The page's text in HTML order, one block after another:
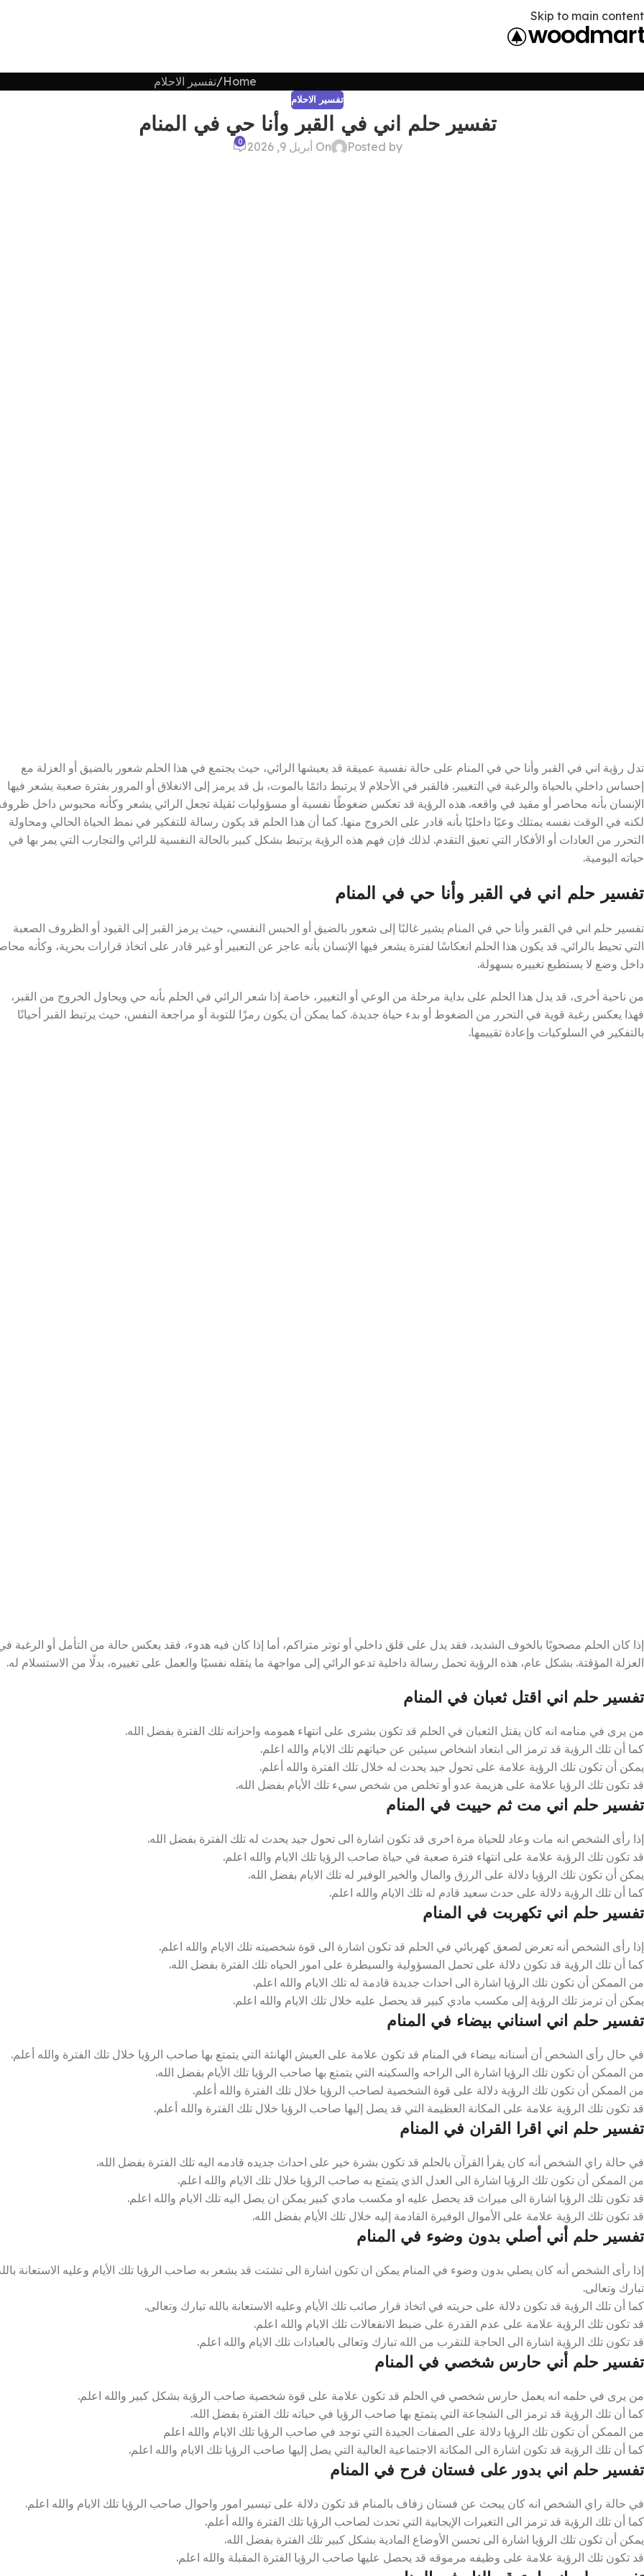
Skip to main content
Home تفسير الاحلام
تفسير الاحلام
تفسير حلم اني في القبر وأنا حي في المنام
Posted by On أبريل 9, 2026 0
تدل رؤية اني في القبر وأنا حي في المنام على حالة نفسية عميقة قد يعيشها الرائي، حيث يجتمع في هذا الحلم شعور بالضيق أو العزلة مع
إحساس داخلي بالحياة والرغبة في التغيير. فالقبر في الأحلام لا يرتبط دائمًا بالموت، بل قد يرمز إلى الانغلاق أو المرور بفترة صعبة يشعر فيها
الإنسان بأنه محاصر أو مقيد في واقعه. هذه الرؤية قد تعكس ضغوطًا نفسية أو مسؤوليات ثقيلة تجعل الرائي يشعر وكأنه محبوس داخل
لكنه في الوقت نفسه يمتلك وعيًا داخليًا بأنه قادر على الخروج منها. كما أن هذا الحلم قد يكون رسالة للتفكير في نمط الحياة الحالي ومحاولة
التحرر من العادات أو الأفكار التي تعيق التقدم. لذلك فإن فهم هذه الرؤية يرتبط بشكل كبير بالحالة النفسية للرائي والتجارب التي يمر بها في
حياته اليومية.
تفسير حلم اني في القبر وأنا حي في المنام
تفسير حلم اني في القبر وأنا حي في المنام يشير غالبًا إلى شعور بالضيق أو الحبس النفسي، حيث يرمز القبر إلى القيود أو الظروف الصعبة
التي تحيط بالرائي. قد يكون هذا الحلم انعكاسًا لفترة يشعر فيها الإنسان بأنه عاجز عن التعبير أو غير قادر على اتخاذ قرارات بحرية، وكأنه
داخل وضع لا يستطيع تغييره بسهولة.
من ناحية أخرى، قد يدل هذا الحلم على بداية مرحلة من الوعي أو التغيير، خاصة إذا شعر الرائي في الحلم بأنه حي ويحاول الخروج من القبر،
فهذا يعكس رغبة قوية في التحرر من الضغوط أو بدء حياة جديدة. كما يمكن أن يكون رمزًا للتوبة أو مراجعة النفس، حيث يرتبط القبر أحيانًا
بالتفكير في السلوكيات وإعادة تقييمها.
إذا كان الحلم مصحوبًا بالخوف الشديد، فقد يدل على قلق داخلي أو توتر متراكم، أما إذا كان فيه هدوء، فقد يعكس حالة من التأمل أو الرغبة
العزلة المؤقتة. بشكل عام، هذه الرؤية تحمل رسالة داخلية تدعو الرائي إلى مواجهة ما يثقله نفسيًا والعمل على تغييره، بدلًا من الاستسلام له.
تفسير حلم اني اقتل ثعبان في المنام
من يرى في منامه انه كان يقتل الثعبان في الحلم قد تكون بشرى على انتهاء همومه واحزانه تلك الفترة بفضل الله.
كما أن تلك الرؤية قد ترمز الى ابتعاد اشخاص سيئين عن حياتهم تلك الايام والله اعلم.
يمكن أن تكون تلك الرؤية علامة على تحول جيد يحدث له خلال تلك الفترة والله أعلم.
قد تكون تلك الرؤيا علامة على هزيمة عدو أو تخلص من شخص سيء تلك الأيام بفضل الله.
تفسير حلم اني مت ثم حييت في المنام
إذا رأى الشخص انه مات وعاد للحياة مرة اخرى قد تكون اشارة الى تحول جيد يحدث له تلك الفترة بفضل الله.
قد تكون تلك الرؤية علامة على انتهاء فترة صعبة في حياة صاحب الرؤيا تلك الايام والله اعلم.
يمكن أن تكون تلك الرؤيا دلالة على الرزق والمال والخير الوفير له تلك الايام بفضل الله.
كما أن تلك الرؤية دلالة على حدث سعيد قادم له تلك الايام والله اعلم.
تفسير حلم اني تكهربت في المنام
إذا رأى الشخص أنه تعرض لصعق كهربائي في الحلم قد تكون اشارة الى قوة شخصيته تلك الايام والله اعلم.
كما أن تلك الرؤية قد تكون دلالة على تحمل المسؤولية والسيطرة على امور الحياه تلك الفترة بفضل الله.
من الممكن أن تكون تلك الرؤيا اشارة الى احداث جديدة قادمة له تلك الايام والله اعلم.
يمكن أن ترمز تلك الرؤية إلى مكسب مادي كبير قد يحصل عليه خلال تلك الايام والله اعلم.
تفسير حلم اني اسناني بيضاء في المنام
في حال رأى الشخص أن أسنانه بيضاء في المنام قد تكون علامة على العيش الهانئة التي يتمتع بها صاحب الرؤيا خلال تلك الفترة والله أعلم.
من الممكن أن تكون تلك الرؤيا اشارة الى الراحه والسكينه التي يتمتع بها صاحب الرؤيا تلك الأيام بفضل الله.
من الممكن أن تكون تلك الرؤية دلالة على قوة الشخصية لصاحب الرؤيا خلال تلك الفترة والله أعلم.
قد تكون تلك الرؤية علامة على المكانة العظيمة التي قد يصل إليها صاحب الرؤيا خلال تلك الفترة والله أعلم.
تفسير حلم اني اقرا القران في المنام
في حالة راي الشخص أنه كان يقرأ القرآن بالحلم قد تكون بشرة خير على احداث جديده قادمه اليه تلك الفترة بفضل الله.
من الممكن أن تكون تلك الرؤيا اشارة الى العدل الذي يتمتع به صاحب الرؤيا خلال تلك الايام والله اعلم.
قد تكون تلك الرؤيا اشارة الى ميراث قد يحصل عليه او مكسب مادي كبير يمكن ان يصل اليه تلك الايام والله اعلم.
قد تكون تلك الرؤية علامة على الأموال الوفيرة القادمة إليه خلال تلك الأيام بفضل الله.
تفسير حلم أني أصلي بدون وضوء في المنام
إذا رأى الشخص أنه كان يصلي بدون وضوء في المنام يمكن ان تكون اشارة الى تشتت قد يشعر به صاحب الرؤيا تلك الأيام وعليه الاستعانة
تبارك وتعالى.
كما أن تلك الرؤية قد تكون دلالة على حريته في اتخاذ قرار صائب تلك الأيام وعليه الاستعانة بالله تبارك وتعالى.
قد تكون تلك الرؤية علامة على عدم القدرة على ضبط الانفعالات تلك الايام والله اعلم.
قد تكون تلك الرؤية اشارة الى الحاجة للتقرب من الله تبارك وتعالى بالعبادات تلك الايام والله اعلم.
تفسير حلم أني حارس شخصي في المنام
من يرى في حلمه انه يعمل حارس شخصي في الحلم قد تكون علامة على قوة شخصية صاحب الرؤية بشكل كبير والله اعلم.
كما أن تلك الرؤية قد ترمز الى الشجاعة التي يتمتع بها صاحب الرؤيا في حياته تلك الفترة بفضل الله.
من الممكن أن تكون تلك الرؤيا دلالة على الصفات الجيدة التي توجد في صاحب الرؤيا تلك الايام والله اعلم
كما أن تلك الرؤية قد تكون اشارة الى المكانة الاجتماعية العالية التي يصل إليها صاحب الرؤيا تلك الايام والله اعلم.
تفسير حلم اني بدور على فستان فرح في المنام
في حالة راي الشخص انه كان يبحث عن فستان زفاف بالمنام قد تكون دلالة على تيسير امور واحوال صاحب الرؤيا تلك الايام والله اعلم.
كما أن تلك الرؤية قد ترمز الى التغيرات الإيجابية التي تحدث لصاحب الرؤيا تلك الفترة والله أعلم.
يمكن أن تكون تلك الرؤيا اشارة الى تحسن الأوضاع المادية بشكل كبير تلك الفترة بفضل الله.
قد تكون تلك الرؤية علامة على وظيفه مرموقه قد يحصل عليها صاحب الرؤيا الفترة المقبلة والله اعلم.